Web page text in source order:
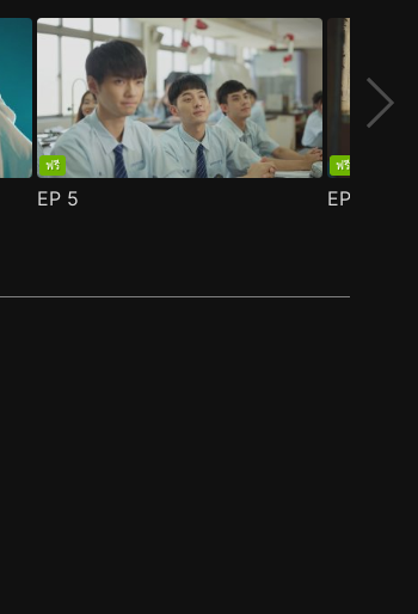
ฟรี
EP 5
ฟรี
EP